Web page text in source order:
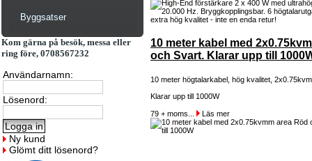
Byggsatser
Kom gärna på besök, messa eller
ring före, 0708567232
Användarnamn:
Lösenord:
Ny kund
Glömt ditt lösenord?
10 meter kabel med
och Svart. Klarar upp till
10 meter högtalarkabel, hög kvalitet,
Klarar upp till 1000W
79 + moms... Läs mer